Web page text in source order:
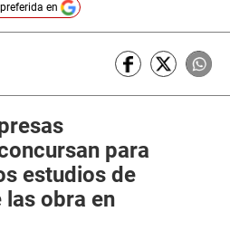
en
para
estudios de
obra en